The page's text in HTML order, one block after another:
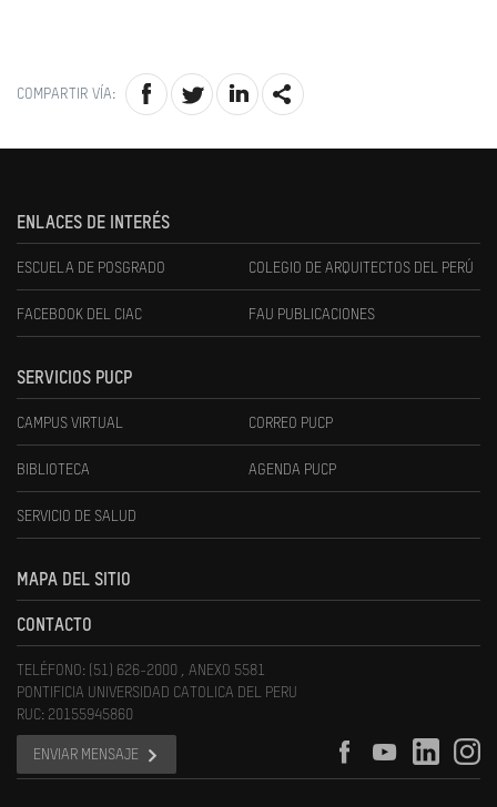
COMPARTIR VÍA:
ENLACES DE INTERÉS
ESCUELA DE POSGRADO COLEGIO DE ARQUITECTOS DEL PERÚ
FACEBOOK DEL CIAC FAU PUBLICACIONES
SERVICIOS PUCP
CAMPUS VIRTUAL CORREO PUCP
BIBLIOTECA AGENDA PUCP
SERVICIO DE SALUD
MAPA DEL SITIO
CONTACTO
TELÉFONO: (51) 626-2000 , ANEXO 5581
PONTIFICIA UNIVERSIDAD CATOLICA DEL PERU
RUC: 20155945860
ENVIAR MENSAJE